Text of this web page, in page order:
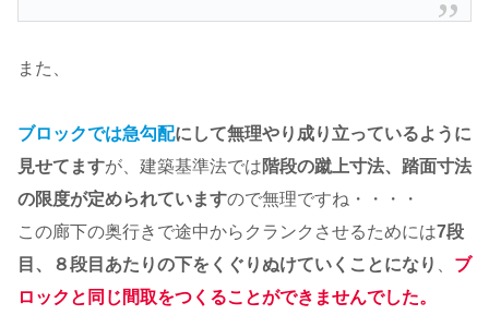
また、
ブロックでは急勾配にして無理やり成り立っているように
見せてますが、建築基準法では階段の蹴上寸法、踏面寸法
の限度が定められていますので無理ですね・・・・
この廊下の奥行きで途中からクランクさせるためには7段
目、８段目あたりの下をくぐりぬけていくことになり 、 ブ
ロックと同じ間取をつくることができませんでした。